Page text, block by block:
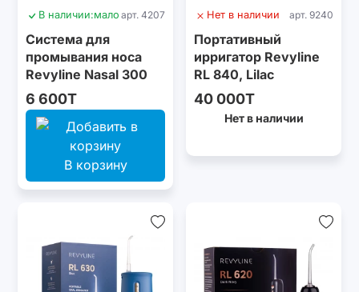
В наличии:мало арт. 4207
Система для
промывания носа
Revyline Nasal 300
6 600T
В корзину
Нет в наличии арт. 9240
Портативный
ирригатор Revyline
RL 840, Lilac
40 000T
Нет в наличии